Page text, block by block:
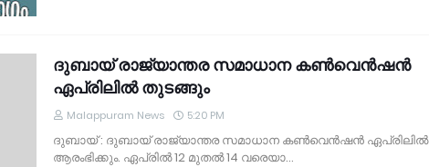
ദുബായ് രാജ്യാന്തര സമാധാന കണ്‍വെന്‍ഷന്‍
ഏപ്രിലില്‍ തുടങ്ങും
Malappuram News 5:20 PM
ദുബായ് : ദുബായ് രാജ്യാന്തര സമാധാന കണ്‍വെന്‍ഷന്‍ ഏപ്രിലില്‍
ആരംഭിക്കും. ഏപ്രില്‍ 12 മുതല്‍ 14 വരെയാ…